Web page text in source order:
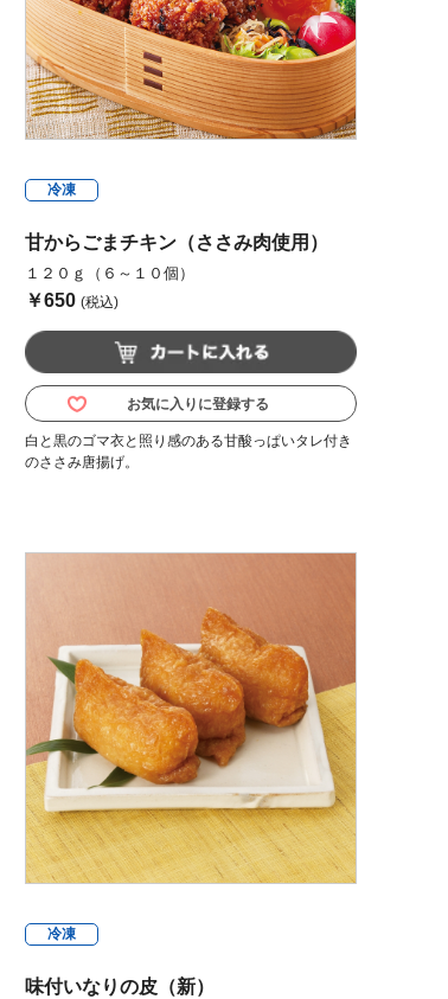
冷凍
甘からごまチキン（ささみ肉使用）
１２０ｇ（６～１０個）
￥650 (税込)
お気に入りに登録する
白と黒のゴマ衣と照り感のある甘酸っぱいタレ付き
のささみ唐揚げ。
冷凍
味付いなりの皮（新）